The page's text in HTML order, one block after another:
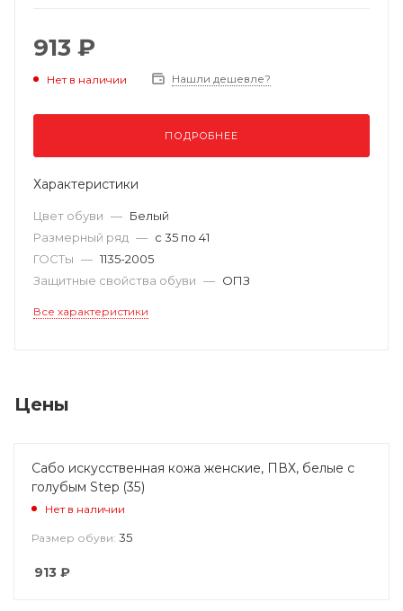
913 ₽
Нет в наличии Нашли дешевле?
ПОДРОБНЕЕ
Характеристики
Цвет обуви — Белый
Размерный ряд — с 35 по 41
ГОСТы — 1135-2005
Защитные свойства обуви — ОПЗ
Все характеристики
Цены
Сабо искусственная кожа женские, ПВХ, белые с
голубым Step (35)
Нет в наличии
Размер обуви: 35
913 ₽